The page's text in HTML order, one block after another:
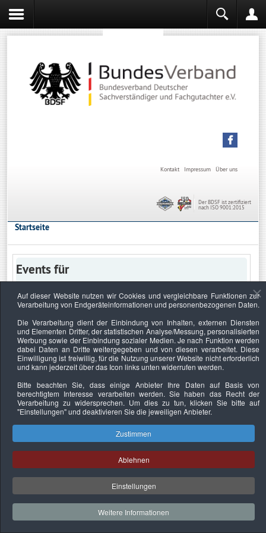
Über uns
Impressum
Kontakt
Der BDSF ist zertifiziert
nach ISO 9001:2015
Startseite
Events für
Keine Termine
Datenschutzerklärung Urheberrechtsnachweise Nachhaltigkeit
Copyright © 2026. Bundesverband Deutscher
Sachverständiger und Fachgutachter e.V..
Auf dieser Website nutzen wir Cookies und vergleichbare Funktionen zur
Verarbeitung von Endgeräteinformationen und personenbezogenen Daten.
Die Verarbeitung dient der Einbindung von Inhalten, externen Diensten
und Elementen Dritter, der statistischen Analyse/Messung, personalisierten
Werbung sowie der Einbindung sozialer Medien. Je nach Funktion werden
dabei Daten an Dritte weitergegeben und von diesen verarbeitet. Diese
Einwilligung ist freiwillig, für die Nutzung unserer Website nicht erforderlich
und kann jederzeit über das Icon links unten widerrufen werden.
Bitte beachten Sie, dass einige Anbieter Ihre Daten auf Basis von
berechtigtem Interesse verarbeiten werden. Sie haben das Recht der
Verarbeitung zu widersprechen. Um dies zu tun, klicken Sie bitte auf
"Einstellungen"und deaktivieren Sie die jeweiligen Anbieter.
Zustimmen
Ablehnen
Einstellungen
Weitere Informationen